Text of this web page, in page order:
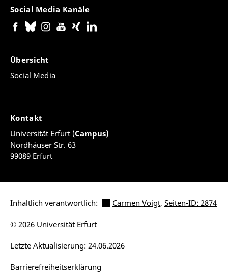
Social Media Kanäle
Übersicht
Social Media
Kontakt
Universität Erfurt (Campus)
Nordhäuser Str. 63
99089 Erfurt
Inhaltlich verantwortlich: Carmen Voigt, Seiten-ID: 2874
Barrierefreiheitserklärung
Letzte Aktualisierung: 24.06.2026
© 2026 Universität Erfurt